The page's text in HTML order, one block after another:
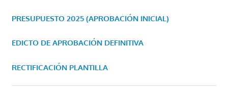
PRESUPUESTO 2025 (APROBACIÓN INICIAL)
EDICTO DE APROBACIÓN DEFINITIVA
RECTIFICACIÓN PLANTILLA